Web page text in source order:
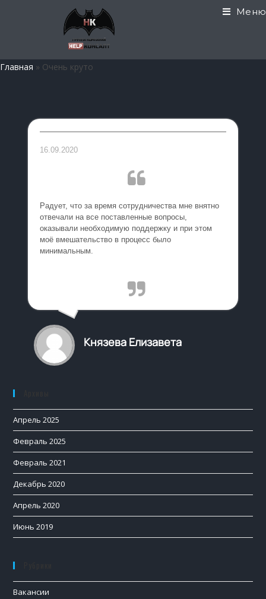
Меню
Главная » Очень круто
16.09.2020
Радует, что за время сотрудничества мне внятно
отвечали на все поставленные вопросы,
оказывали необходимую поддержку и при этом
моё вмешательство в процесс было
минимальным.
Князева Елизавета
Апрель 2025
Февраль 2025
Февраль 2021
Декабрь 2020
Апрель 2020
Июнь 2019
Вакансии